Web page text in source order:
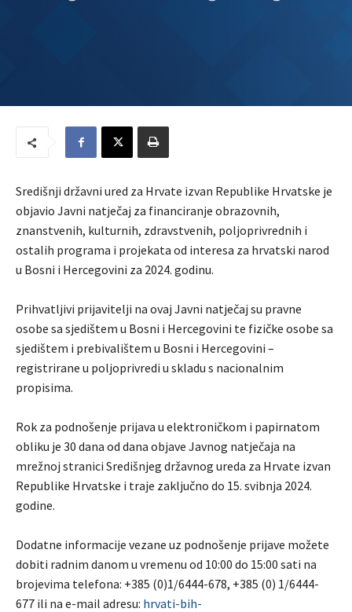
Središnji državni ured za Hrvate izvan Republike Hrvatske je
objavio Javni natječaj za financiranje obrazovnih,
znanstvenih, kulturnih, zdravstvenih, poljoprivrednih i
ostalih programa i projekata od interesa za hrvatski narod
u Bosni i Hercegovini za 2024. godinu.
Prihvatljivi prijavitelji na ovaj Javni natječaj su pravne
osobe sa sjedištem u Bosni i Hercegovini te fizičke osobe sa
sjedištem i prebivalištem u Bosni i Hercegovini –
registrirane u poljoprivredi u skladu s nacionalnim
propisima.
Rok za podnošenje prijava u elektroničkom i papirnatom
obliku je 30 dana od dana objave Javnog natječaja na
mrežnoj stranici Središnjeg državnog ureda za Hrvate izvan
Republike Hrvatske i traje zaključno do 15. svibnja 2024.
godine.
Dodatne informacije vezane uz podnošenje prijave možete
dobiti radnim danom u vremenu od 10:00 do 15:00 sati na
brojevima telefona: +385 (0)1/6444-678, +385 (0) 1/6444-
677 ili na e-mail adresu: hrvati-bih-